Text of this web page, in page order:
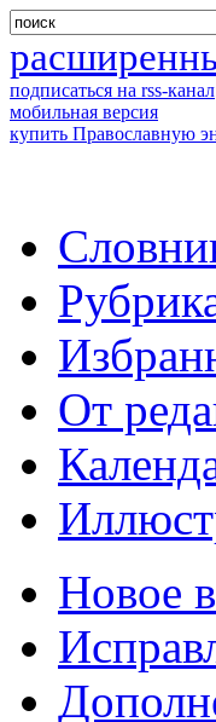
подписаться на rss-канал
мобильная версия
купить Православную
От
Новое